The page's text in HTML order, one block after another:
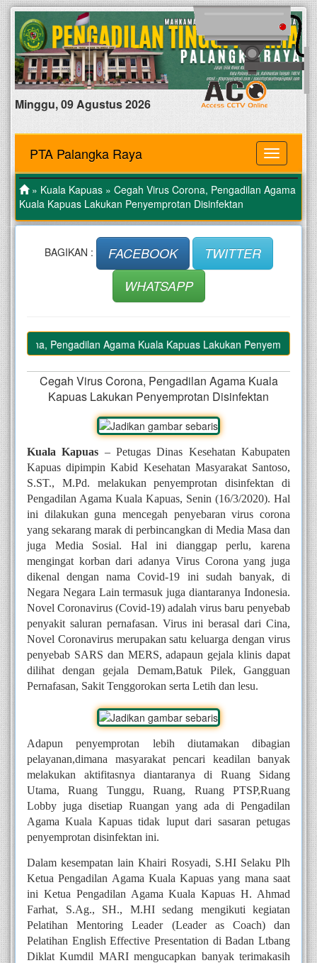
Minggu, 09 Agustus 2026
MENU
PTA Palangka Raya
» Kuala Kapuas » Cegah Virus Corona, Pengadilan Agama
Kuala Kapuas Lakukan Penyemprotan Disinfektan
BAGIKAN : FACEBOOK
TWITTER
WHATSAPP
Pengadilan Agama Kuala Kapuas Lakukan Penyemprotan
Cegah Virus Corona, Pengadilan Agama Kuala
Kapuas Lakukan Penyemprotan Disinfektan
Kuala Kapuas – Petugas Dinas Kesehatan Kabupaten
Kapuas dipimpin Kabid Kesehatan Masyarakat Santoso,
S.ST., M.Pd. melakukan penyemprotan disinfektan di
Pengadilan Agama Kuala Kapuas, Senin (16/3/2020). Hal
ini dilakukan guna mencegah penyebaran virus corona
yang sekarang marak di perbincangkan di Media Masa dan
juga Media Sosial. Hal ini dianggap perlu, karena
mengingat korban dari adanya Virus Corona yang juga
dikenal dengan nama Covid-19 ini sudah banyak, di
Negara Negara Lain termasuk juga diantaranya Indonesia.
Novel Coronavirus (Covid-19) adalah virus baru penyebab
penyakit saluran pernafasan. Virus ini berasal dari Cina,
Novel Coronavirus merupakan satu keluarga dengan virus
penyebab SARS dan MERS, adapaun gejala klinis dapat
dilihat dengan gejala Demam,Batuk Pilek, Gangguan
Pernafasan, Sakit Tenggorokan serta Letih dan lesu.
Adapun penyemprotan lebih diutamakan dibagian
pelayanan,dimana masyarakat pencari keadilan banyak
melakukan aktifitasnya diantaranya di Ruang Sidang
Utama, Ruang Tunggu, Ruang, Ruang PTSP,Ruang
Lobby juga disetiap Ruangan yang ada di Pengadilan
Agama Kuala Kapuas tidak luput dari sasaran petugas
penyemprotan disinfektan ini.
Dalam kesempatan lain Khairi Rosyadi, S.HI Selaku Plh
Ketua Pengadilan Agama Kuala Kapuas yang mana saat
ini Ketua Pengadilan Agama Kuala Kapuas H. Ahmad
Farhat, S.Ag., SH., M.HI sedang mengikuti kegiatan
Pelatihan Mentoring Leader (Leader as Coach) dan
Pelatihan English Effective Presentation di Badan Ltbang
Diklat Kumdil MARI mengucapkan banyak terimakasih